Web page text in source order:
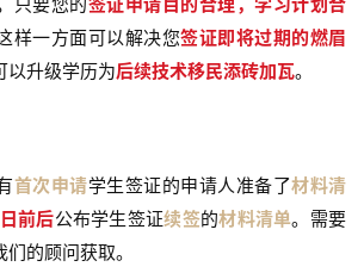
样一方面可以解决您签证即将过期的燃眉
以升级学历为后续技术移民添砖加瓦。
首次申请学生签证的申请人准备了材料清
前后公布学生签证续签的材料清单。需要
的顾问获取。